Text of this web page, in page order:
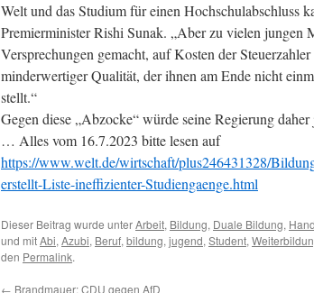
Welt und das Studium für einen Hochschulabschluss
Premierminister Rishi Sunak. „Aber zu vielen jungen
Versprechungen gemacht, auf Kosten der
minderwertiger Qualität, der ihnen am Ende nicht
stellt.“
Gegen diese „Abzocke“ würde seine Regierung
… Alles vom 16.7.2023 bitte lesen auf
https://www.welt.de/wirtschaft/plus246431328/
erstellt-Liste-ineffizienter-Studiengaenge.html
Dieser Beitrag wurde unterArbeit, Bildung, Duale Bildung,
und mitAbi, Azubi, Beruf, bildung, jugend, Student,
den Permalink.
← Brandmauer: CDU gegen AfD